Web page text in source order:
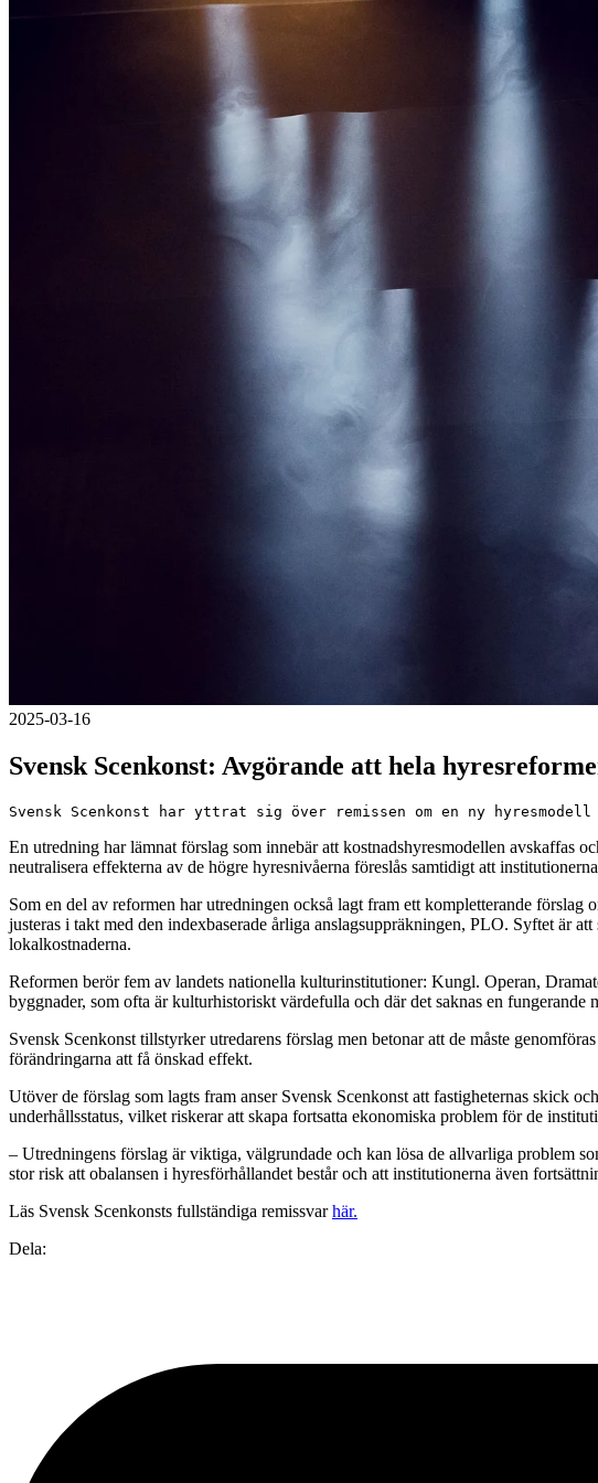
2025-03-16
Svensk Scenkonst: Avgörande att hela
Svensk Scenkonst har yttrat sig över remissen om en ny
En utredning har lämnat förslag som innebär att kostnadshyresmodellen avskaffas
neutralisera effekterna av de högre hyresnivåerna föreslås samtidigt att
Som en del av reformen har utredningen också lagt fram ett kompletterande
justeras i takt med den indexbaserade årliga anslagsuppräkningen, PLO. Syftet är
lokalkostnaderna.
Reformen berör fem av landets nationella kulturinstitutioner: Kungl. Operan,
byggnader, som ofta är kulturhistoriskt värdefulla och där det saknas en fungerande
Svensk Scenkonst tillstyrker utredarens förslag men betonar att de måste
förändringarna att få önskad effekt.
Utöver de förslag som lagts fram anser Svensk Scenkonst att fastigheternas skick
underhållsstatus, vilket riskerar att skapa fortsatta ekonomiska problem för de
– Utredningens förslag är viktiga, välgrundade och kan lösa de allvarliga problem
stor risk att obalansen i hyresförhållandet består och att institutionerna även
Läs Svensk Scenkonsts fullständiga remissvarhär.
Dela: